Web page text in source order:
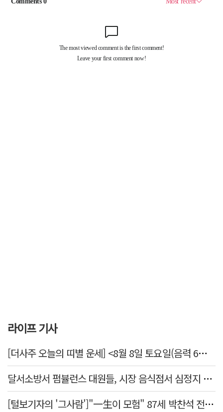
라이프 기사
[더사주 오늘의 띠별 운세] <8월 8일 토요일(음력 6월26일)>
달서소방서 펌뷸런스 대원들, 시장 음식점서 심정지 환자 생명 살려
[털보기자의 '그사람']"一生이 모험" 87세 박찬석 전 경북대 총장